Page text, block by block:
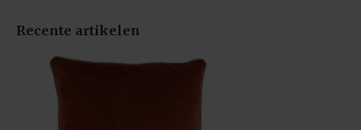
Recente artikelen